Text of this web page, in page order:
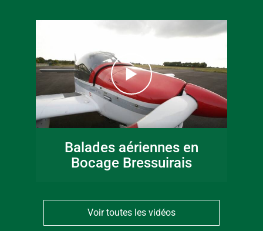
Balades aériennes en
Bocage Bressuirais
Voir toutes les vidéos